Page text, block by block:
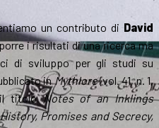
un contributo di David
i risultati di una ricerca ma
di sviluppo per gli studi su
inMythlore(vol. 41, n. 1,
il titoloNotes of an Inklings
Promises and Secrecy,